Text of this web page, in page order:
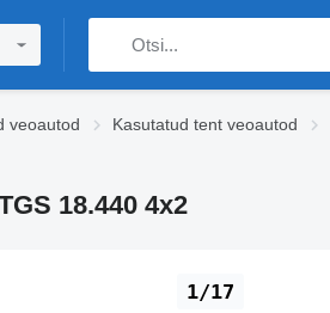
veoautod Kasutatud tent veoautod
18.440 4x2
1/17